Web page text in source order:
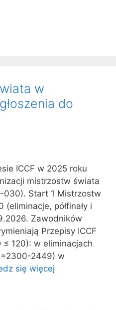
w
do
ICCF w 2025 roku
mistrzostw świata
Start 1 Mistrzostw
półfinały i
Zawodników
Przepisy ICCF
120): w eliminacjach
2449) w
się więcej